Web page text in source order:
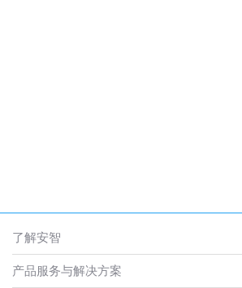
了解安智
产品服务与解决方案